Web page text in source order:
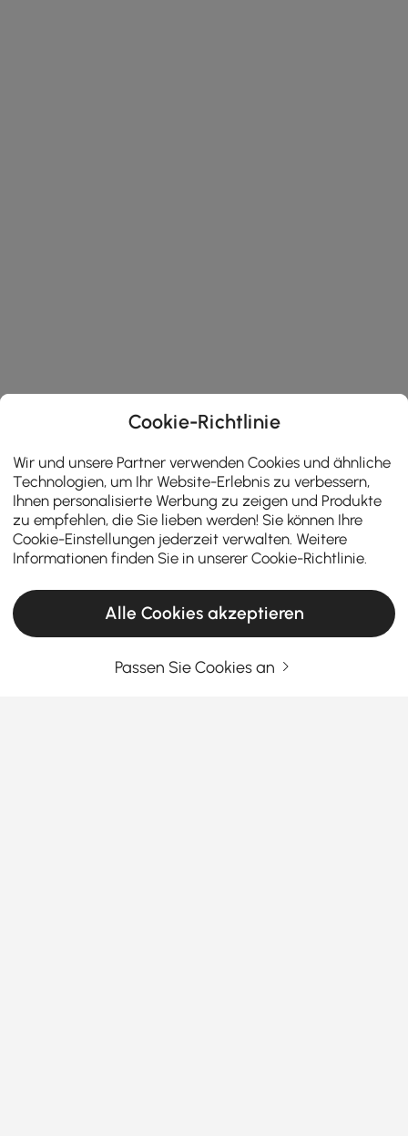
Geben Sie Ihre E-Mail-Adresse Ein
Cookie-Richtlinie
Wir und unsere Partner verwenden Cookies und ähnliche
Technologien, um Ihr Website-Erlebnis zu verbessern,
Ihnen personalisierte Werbung zu zeigen und Produkte
zu empfehlen, die Sie lieben werden! Sie können Ihre
Cookie-Einstellungen jederzeit verwalten. Weitere
Informationen finden Sie in unsererCookie-Richtlinie
Alle Cookies akzeptieren
Passen Sie Cookies an